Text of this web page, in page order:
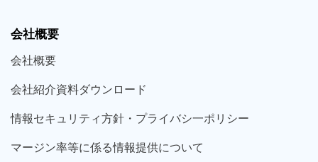
会社概要
会社概要
会社紹介資料ダウンロード
情報セキュリティ方針・プライバシ一ポリシー
マージン率等に係る情報提供について